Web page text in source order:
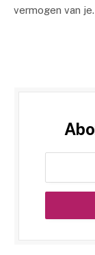
vermogen van